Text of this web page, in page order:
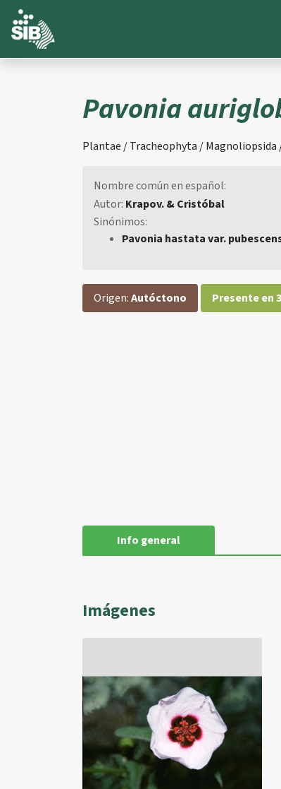
Pavonia
Plantae / Tracheophyta / Magnoliopsida
Nombre común en español:
Autor: Krapov. & Cristóbal
Sinónimos:
Pavonia hastata var.
Origen:Autóctono Presente en
Info general
Imágenes